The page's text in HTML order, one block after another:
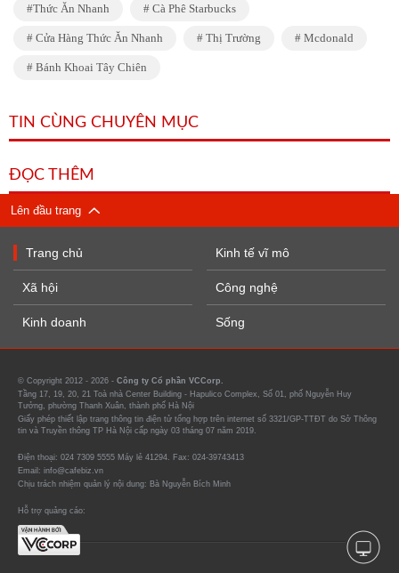
Thức Ăn Nhanh Cà Phê Starbucks
Cửa Hàng Thức Ăn Nhanh Thị Trường Mcdonald
Bánh Khoai Tây Chiên
TIN CÙNG CHUYÊN MỤC
ĐỌC THÊM
Lên đầu trang
Trang chủ
Xã hội
Kinh doanh
Kinh tế vĩ mô
Công nghệ
Sống
© Copyright 2012 - 2026 - Công ty Cổ phần VCCorp.
Tầng 17, 19, 20, 21 Toà nhà Center Building - Hapulico Complex, Số 01, phố Nguyễn Huy
Tưởng, phường Thanh Xuân, thành phố Hà Nội
Giấy phép thiết lập trang thông tin điện tử tổng hợp trên internet số 3321/GP-TTĐT do Sở Thông
tin và Truyền thông TP Hà Nội cấp ngày 03 tháng 07 năm 2019.
Điện thoại: 024 7309 5555 Máy lẻ 41294. Fax: 024-39743413
Email: info@cafebiz.vn
Chịu trách nhiệm quản lý nội dung: Bà Nguyễn Bích Minh
Hỗ trợ quảng cáo: